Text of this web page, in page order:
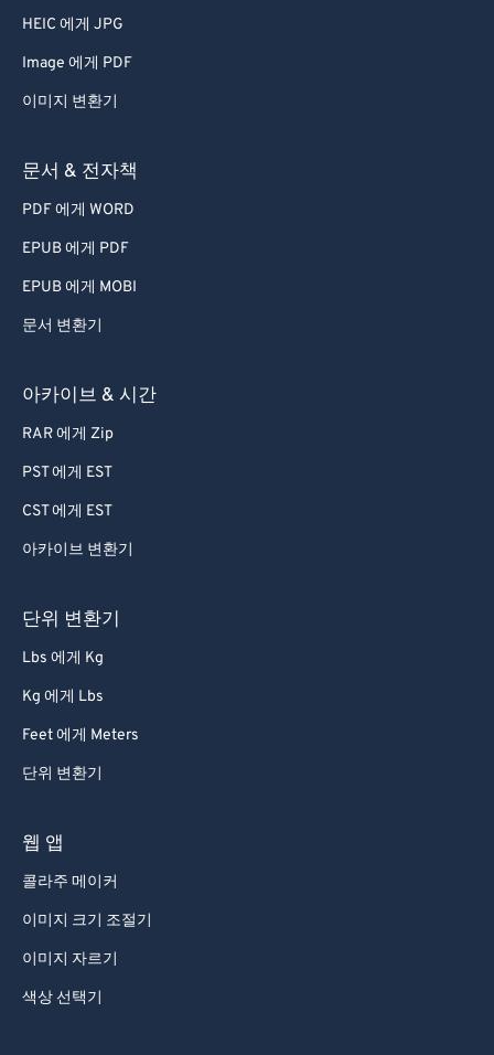
HEIC 에게 JPG
Image 에게 PDF
이미지 변환기
문서 & 전자책
PDF 에게 WORD
EPUB 에게 PDF
EPUB 에게 MOBI
문서 변환기
아카이브 & 시간
RAR 에게 Zip
PST 에게 EST
CST 에게 EST
아카이브 변환기
단위 변환기
Lbs 에게 Kg
Kg 에게 Lbs
Feet 에게 Meters
단위 변환기
웹 앱
콜라주 메이커
이미지 크기 조절기
이미지 자르기
색상 선택기